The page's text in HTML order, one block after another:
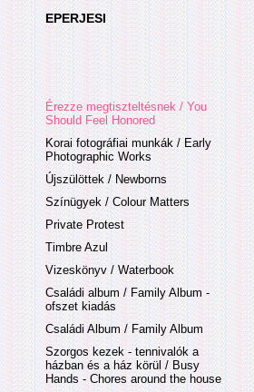
EPERJESI
Érezze megtiszteltésnek / You
Should Feel Honored
Korai fotográfiai munkák / Early
Photographic Works
Újszülöttek / Newborns
Színügyek / Colour Matters
Private Protest
Timbre Azul
Vizeskönyv / Waterbook
Családi album / Family Album -
ofszet kiadás
Családi Album / Family Album
Szorgos kezek - tennivalók a
házban és a ház körül / Busy
Hands - Chores around the house